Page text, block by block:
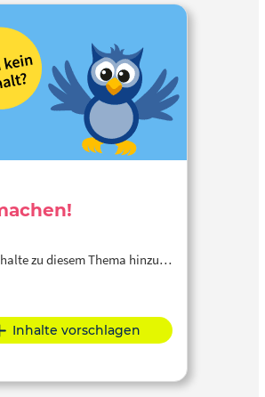
– etwa zur Differenzierung, zur
oder für kreative Aufgabenformate.
sich an Lehrkräfte der Sekundarstufen
im digitalen Bereich
und daran interessiert sind, ChatGPT
Werkzeug im Unterricht einzusetzen.
zu diesem Thema hinzu…
Inhalte vorschlagen